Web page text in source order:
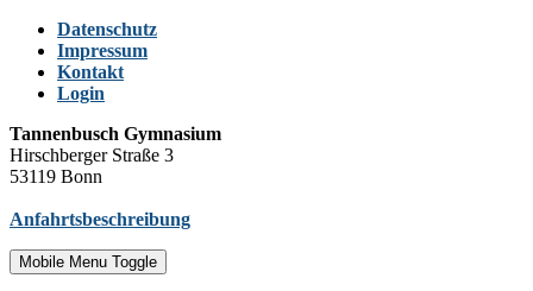
Datenschutz
Impressum
Kontakt
Login
Tannenbusch Gymnasium
Hirschberger Straße 3
53119 Bonn
Anfahrtsbeschreibung
Mobile Menu Toggle